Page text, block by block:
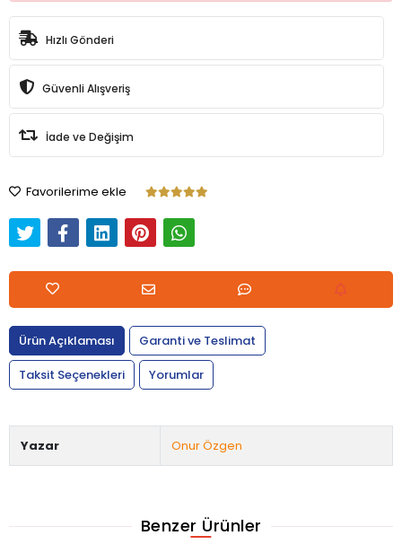
Hızlı Gönderi
Güvenli Alışveriş
İade ve Değişim
Favorilerime ekle
Ürün Açıklaması
Garanti ve Teslimat
Taksit Seçenekleri
Yorumlar
Yazar Onur Özgen
Benzer Ürünler